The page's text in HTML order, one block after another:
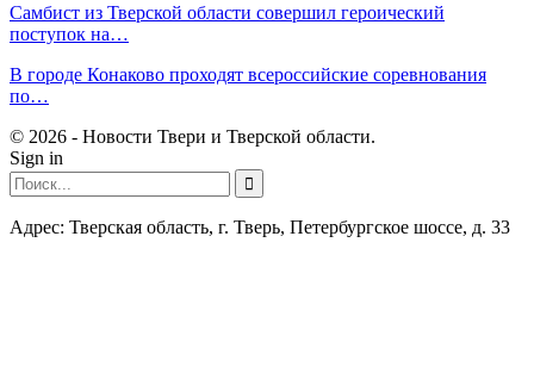
Самбист из Тверской области совершил героический
поступок на…
В городе Конаково проходят всероссийские соревнования
по…
© 2026 - Новости Твери и Тверской области.
Sign in
Адрес: Тверская область, г. Тверь, Петербургское шоссе, д. 33